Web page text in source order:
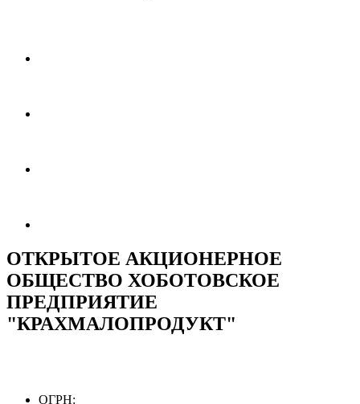
ОТКРЫТОЕ АКЦИОНЕРНОЕ
ОБЩЕСТВО ХОБОТОВСКОЕ
ПРЕДПРИЯТИЕ
"КРАХМАЛОПРОДУКТ"
ОГРН: